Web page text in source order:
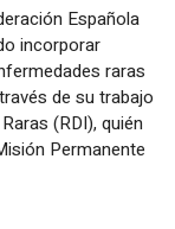
Española
incorporar
raras
de su trabajo
(RDI), quién
Permanente